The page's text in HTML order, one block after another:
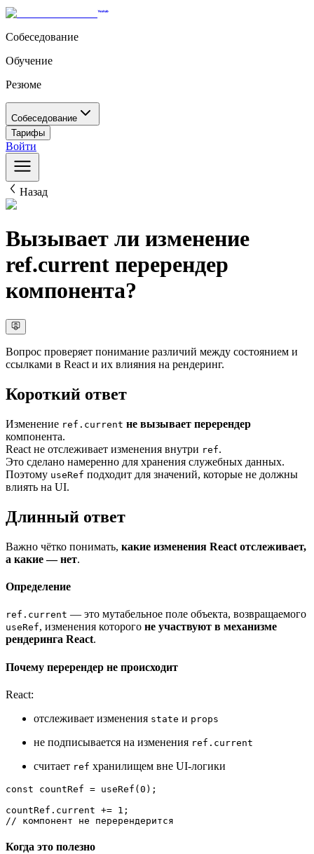
Собеседование
Обучение
Резюме
Собеседование
Тарифы
Войти
Назад
Вызывает ли изменение
ref.current перерендер
компонента?
Вопрос проверяет понимание различий между состоянием и
ссылками в React и их влияния на рендеринг.
Короткий ответ
Изменение ref.current не вызывает перерендер
компонента.
React не отслеживает изменения внутри ref.
Это сделано намеренно для хранения служебных данных.
Поэтому useRef подходит для значений, которые не должны
влиять на UI.
Длинный ответ
Важно чётко понимать, какие изменения React отслеживает,
а какие — нет.
Определение
ref.current — это мутабельное поле объекта, возвращаемого
useRef, изменения которого не участвуют в механизме
рендеринга React.
Почему перерендер не происходит
React:
отслеживает изменения state и props
не подписывается на изменения ref.current
считает ref хранилищем вне UI-логики
const countRef = useRef ( 0 );
countRef. current += 1
// компонент не перерендерится
Когда это полезно